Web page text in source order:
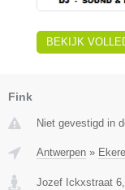
BEKIJK
Fink
Niet gevestigd in
Antwerpen »
Jozef Ickxstraat 6